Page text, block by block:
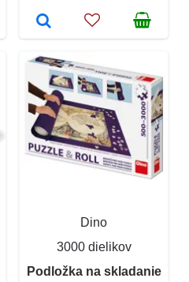
Dino
3000 dielikov
Podložka na skladanie